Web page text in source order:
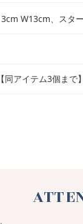
W13cm、スタ
同アイテム3個ま